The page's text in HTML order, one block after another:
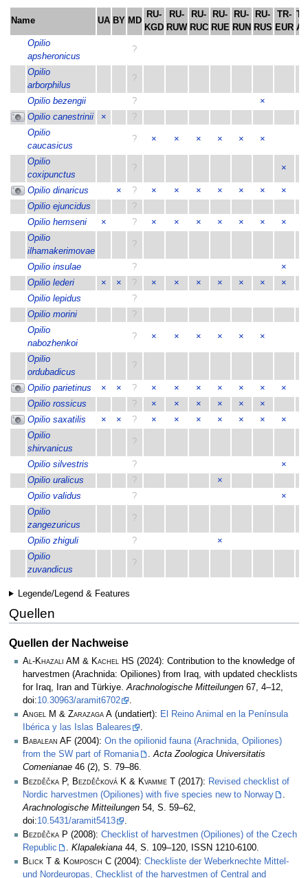
Name UA BY MD
RU-
KGD
RU-
RUW
RU-
RUC
RU-
RUE
RU-
RUN
RU-
RUS
TR-
EUR
Opilio
apsheronicus
?
Opilio
arborphilus
?
Opilio bezengii ?
×
Opilio canestrinii
×
?
Opilio
caucasicus
? × × × × × ×
Opilio
coxipunctus
? ×
Opilio dinaricus × ? × × × × × × ×
Opilio ejuncidus
?
Opilio hemseni
× ? × × × × × × ×
Opilio
ilhamakerimovae
?
Opilio insulae ? ×
Opilio lederi
× × ? × × × × × × ×
Opilio lepidus
?
Opilio morini
?
Opilio
nabozhenkoi
? × × × × × ×
Opilio
ordubadicus
?
Opilio parietinus × × ? × × × × × × ×
Opilio rossicus
? × × × × ×
×
Opilio saxatilis
× × ? × × × × × × ×
Opilio
shirvanicus
?
Opilio silvestris ? ×
Opilio uralicus
?
×
Opilio validus
? ×
Opilio
zangezuricus
?
Opilio zhiguli ?
×
Opilio
zuvandicus
?
Legende/Legend & Features
Quellen
Quellen der Nachweise
Al-Khazali AM & Kachel HS (2024): Contribution to the knowledge of
harvestmen (Arachnida: Opiliones) from Iraq, with updated checklists
for Iraq, Iran and Türkiye.Arachnologische Mitteilungen 67, 4–12,
doi:10.30963/aramit6702
.
Angel M & Zarazaga A (undatiert): El Reino Animal en la Península
Ibérica y las Islas Baleares
.
Babalean AF (2004): On the opilionid fauna (Arachnida, Opiliones)
from the SW part of Romania
.Acta Zoologica Universitatis
Comenianae 46 (2), S. 79–86.
Bezděčka P, Bezděčková K & Kvamme T (2017): Revised checklist of
Nordic harvestmen (Opiliones) with five species new to Norway
Arachnologische Mitteilungen 54, S. 59–62,
doi:10.5431/aramit5413
Bezděčka P (2008): Checklist of harvestmen (Opiliones) of the Czech
Republic
. Klapalekiana 44, S. 109–120, ISSN 1210-6100.
Blick T & Komposch C (2004): Checkliste der Weberknechte Mittel-
und Nordeuropas, Checklist of the harvestmen of Central and